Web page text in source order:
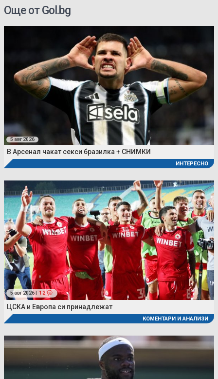
Още от Gol.bg
5 авг 2026
В Арсенал чакат секси бразилка + СНИМКИ
ИНТЕРЕСНО
5 авг 2026 | 12
ЦСКА и Европа си принадлежат
КОМЕНТАРИ И АНАЛИЗИ